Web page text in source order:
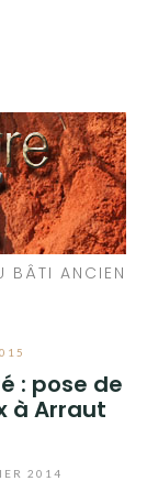
BÂTI ANCIEN
: pose de
à Arraut
2014